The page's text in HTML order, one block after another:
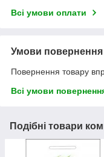
Всі умови оплати
Умови повернення
Повернення товару
Всі умови
Подібні товари